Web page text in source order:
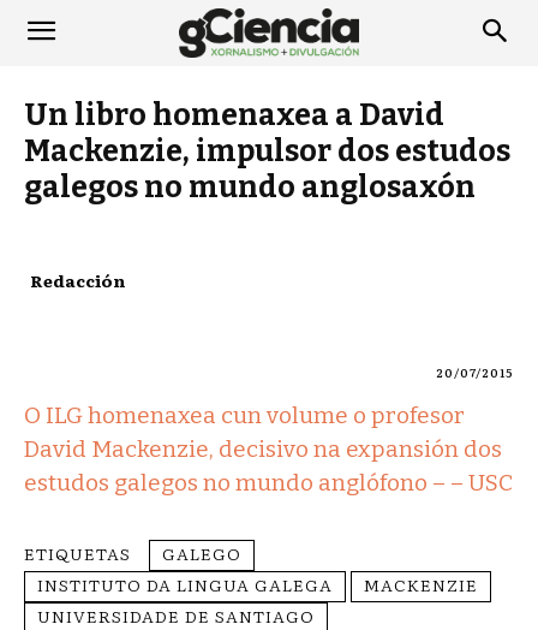
Un libro homenaxea a David
Mackenzie, impulsor dos estudos
galegos no mundo anglosaxón
Redacción
20/07/2015
O ILG homenaxea cun volume o profesor
David Mackenzie, decisivo na expansión dos
estudos galegos no mundo anglófono – – USC
ETIQUETAS
GALEGO
INSTITUTO DA LINGUA GALEGA
MACKENZIE
UNIVERSIDADE DE SANTIAGO